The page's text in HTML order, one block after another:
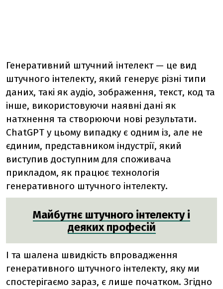
Генеративний штучний інтелект — це вид
штучного інтелекту, який генерує різні типи
даних, такі як аудіо, зображення, текст, код та
інше, використовуючи наявні дані як
натхнення та створюючи нові результати.
ChatGPT у цьому випадку є одним із, але не
єдиним, представником індустрії, який
виступив доступним для споживача
прикладом, як працює технологія
генеративного штучного інтелекту.
Майбутнє штучного інтелекту і
деяких професій
І та шалена швидкість впровадження
генеративного штучного інтелекту, яку ми
спостерігаємо зараз, є лише початком. Згідно